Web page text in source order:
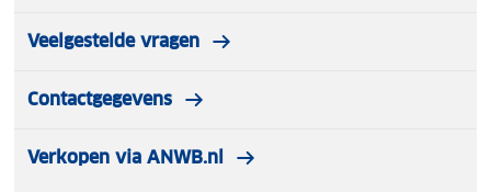
Veelgestelde vragen
Contactgegevens
Verkopen via ANWB.nl